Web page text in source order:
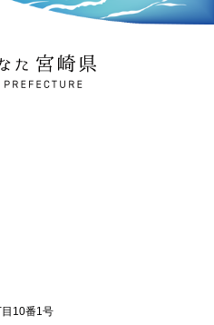
宮崎県
10番1号